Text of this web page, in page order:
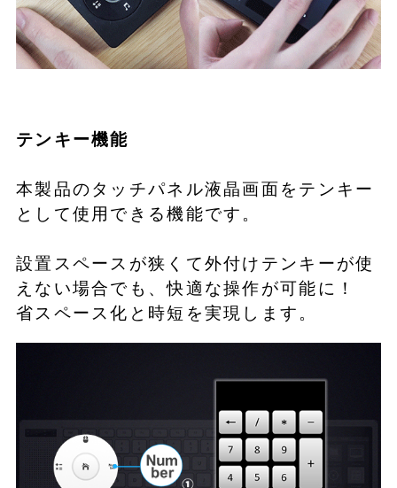
テンキー機能
本製品のタッチパネル液晶画面をテンキー
として使用できる機能です。
設置スペースが狭くて外付けテンキーが使
えない場合でも、快適な操作が可能に！
省スペース化と時短を実現します。